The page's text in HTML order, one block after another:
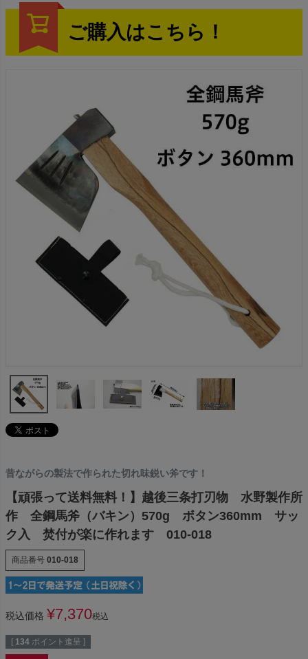
ご購入はこちら！
昔ながらの製法で作られた切れ味鋭い斧です！
【頑張って送料無料！】越後三条打刃物 水野製作所
作 全鋼馬斧（バキン）570g ボタン360mm サッ
ク入 焚付が楽に作れます 010-018
商品番号 010-018
税込価格 ¥7,370税込
[ 134 ポイント進呈 ]